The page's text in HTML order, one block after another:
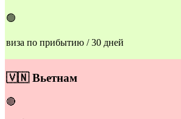
🟢
виза по прибытию / 30 дней
🇻🇳Вьетнам
🔴